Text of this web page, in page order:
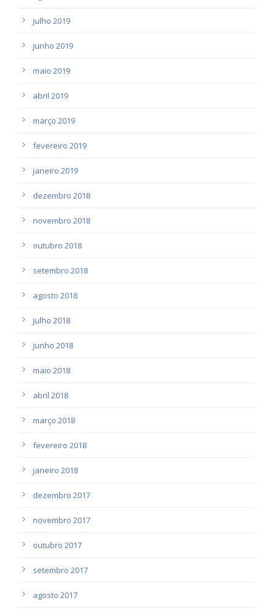
julho 2019
junho 2019
maio 2019
abril 2019
março 2019
fevereiro 2019
janeiro 2019
dezembro 2018
novembro 2018
outubro 2018
setembro 2018
agosto 2018
julho 2018
junho 2018
maio 2018
abril 2018
março 2018
fevereiro 2018
janeiro 2018
dezembro 2017
novembro 2017
outubro 2017
setembro 2017
agosto 2017